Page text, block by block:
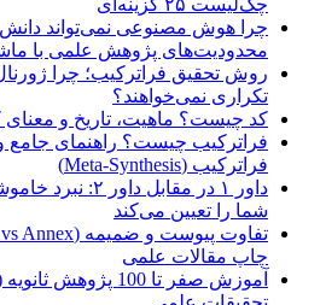
چرا هوش مصنوعی نمی‌تواند دانش
محدودیت‌های پژوهش علمی با
تکراری نمی‌خواهند؟
کد چیست؟ ماهیت، تاریخ و
فراترکیب چیست؟ راهنمای جامع
فراترکیب (Meta-Synthesis)
داور ۱ در مقابل
شما را تعیین می‌کند
چاپ مقالات علمی
آموزش صفر تا 100